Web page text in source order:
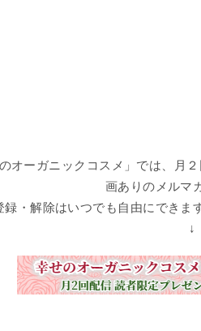
のオーガニックコスメ」では、月
画ありのメルマ
録・解除はいつでも自由にできま